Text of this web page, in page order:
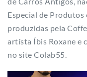
Especial de
produzidas pela
artísta Íbis Roxane e
no site Colab55.